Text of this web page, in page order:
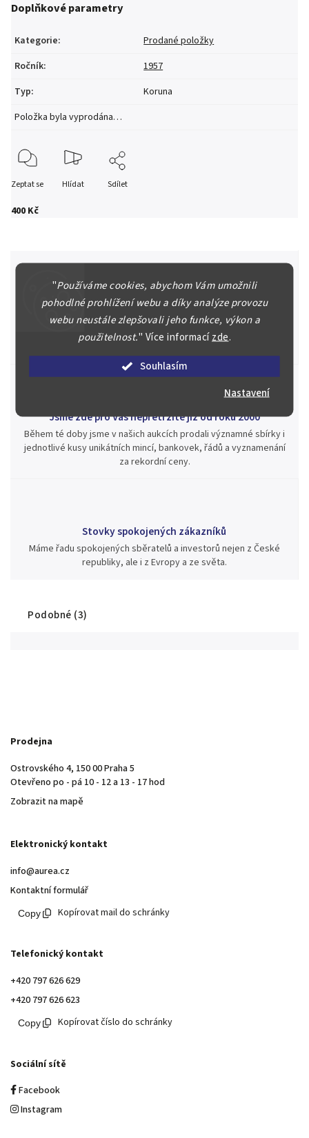
"Používáme cookies, abychom Vám umožnili
pohodlné prohlížení webu a díky analýze provozu
webu neustále zlepšovali jeho funkce, výkon a
použitelnost." Více informacízde.
Souhlasím
Nastavení
400 Kč
Doplňkové parametry
Kategorie:
Prodané položky
Ročník:
1957
Typ:
Koruna
Položka byla vyprodána…
Zeptat se Hlídat Sdílet
Špičkové služby za nejlepší ceny
Náš kolektiv specialistů a znalců se Vám bude plně věnovat.
Posoudíme kvalitu a pravost Vašeho materiálu, prodáme v naší
aukci nebo Vám poradíme kam investovat.
Jsme zde pro Vás nepřetržitě již od roku 2000
Během té doby jsme v našich aukcích prodali významné sbírky i
jednotlivé kusy unikátních mincí, bankovek, řádů a vyznamenání
za rekordní ceny.
Stovky spokojených zákazníků
Máme řadu spokojených sběratelů a investorů nejen z České
republiky, ale i z Evropy a ze světa.
Podobné (3)
Prodejna
Ostrovského 4, 150 00 Praha 5
Otevřeno po - pá 10 - 12 a 13 - 17 hod
Zobrazit na mapě
Elektronický kontakt
info@aurea.cz
Kontaktní formulář
Kopírovat mail do schránky
Telefonický kontakt
+420 797 626 629
+420 797 626 623
Kopírovat číslo do schránky
Sociální sítě
Facebook
Instagram